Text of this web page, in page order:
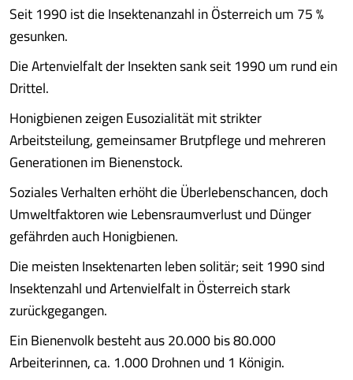
Seit 1990 ist die Insektenanzahl in Österreich um 75 %
gesunken.
Die Artenvielfalt der Insekten sank seit 1990 um rund ein
Drittel.
Honigbienen zeigen Eusozialität mit strikter
Arbeitsteilung, gemeinsamer Brutpflege und mehreren
Generationen im Bienenstock.
Soziales Verhalten erhöht die Überlebenschancen, doch
Umweltfaktoren wie Lebensraumverlust und Dünger
gefährden auch Honigbienen.
Die meisten Insektenarten leben solitär; seit 1990 sind
Insektenzahl und Artenvielfalt in Österreich stark
zurückgegangen.
Ein Bienenvolk besteht aus 20.000 bis 80.000
Arbeiterinnen, ca. 1.000 Drohnen und 1 Königin.